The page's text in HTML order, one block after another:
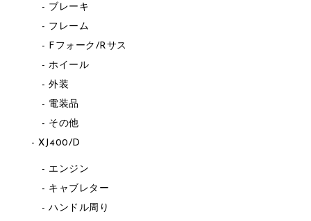
ブレーキ
フレーム
Fフォーク/Rサス
ホイール
外装
電装品
その他
XJ400/D
エンジン
キャブレター
ハンドル周り